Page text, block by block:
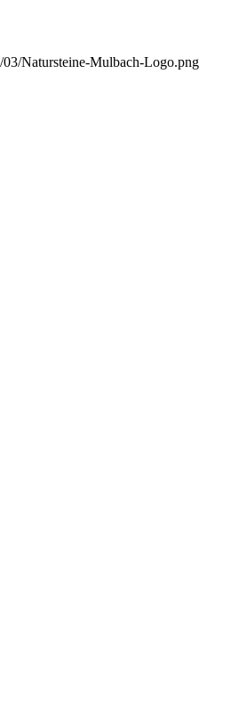
03/Natursteine-Mulbach-Logo.png